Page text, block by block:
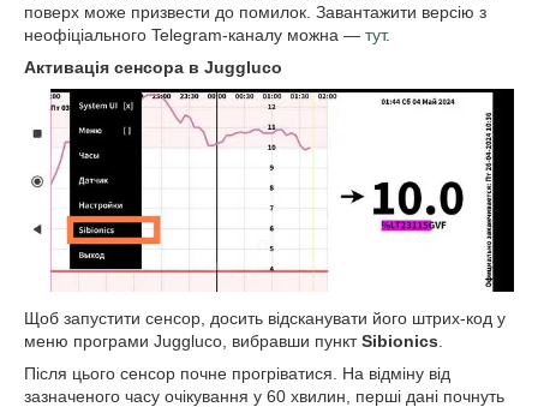
поверх може призвести до помилок. Завантажити версію з
неофіціального Telegram-каналу можна — тут.
Активація сенсора в Juggluco
Щоб запустити сенсор, досить відсканувати його штрих-код у
меню програми Juggluco, вибравши пунктSibionics
Після цього сенсор почне прогріватися. На відміну від
зазначеного часу очікування у 60 хвилин, перші дані почнуть